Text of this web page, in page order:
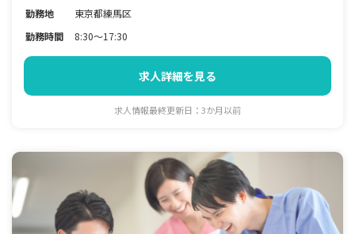
勤務地
東京都練馬区
勤務時間
8:30～17:30
求人詳細を見る
求人情報最終更新日：3か月以前